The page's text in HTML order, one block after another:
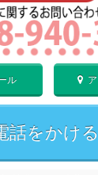
ル
話をかける